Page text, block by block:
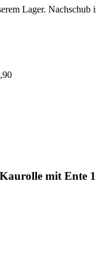
Lager.
mit Ente